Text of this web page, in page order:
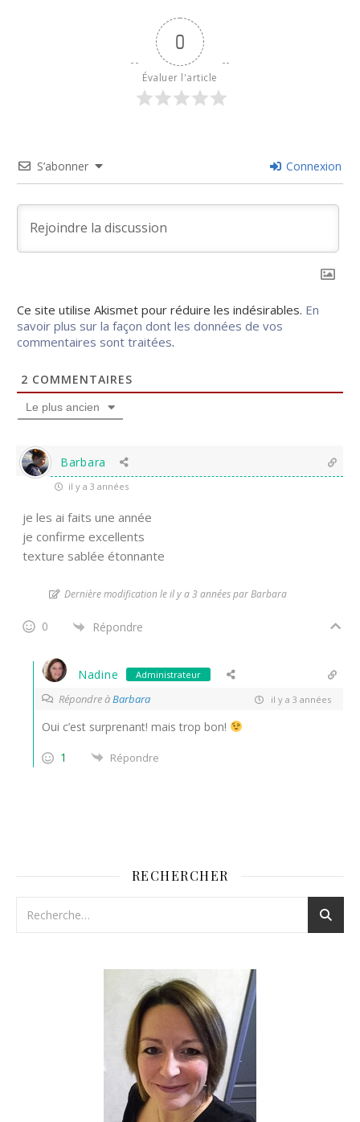
0
Évaluer l'article
S’abonner Connexion
Ce site utilise Akismet pour réduire les indésirables. En
savoir plus sur la façon dont les données de vos
commentaires sont traitées.
2 COMMENTAIRES
Le plus ancien
Barbara
il y a 3 années
je les ai faits une année
je confirme excellents
texture sablée étonnante
Dernière modification le il y a 3 années par Barbara
0 Répondre
Nadine Administrateur
Répondre àBarbara il y a 3 années
Oui c’est surprenant! mais trop bon!
1
Répondre
RECHERCHER